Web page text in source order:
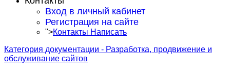
Вход в личный кабинет
Регистрация на сайте
">Контакты Написать
Категория документации - Разработка, продвижение и
обслуживание сайтов